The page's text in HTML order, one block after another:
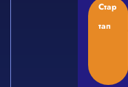
Стар
тап